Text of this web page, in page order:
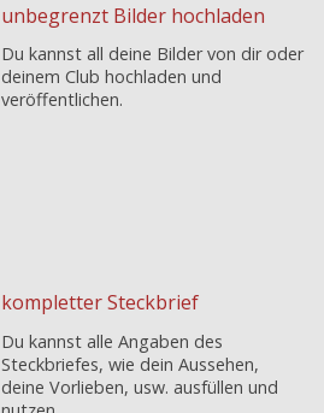
unbegrenzt Bilder hochladen
Du kannst all deine Bilder von dir oder
deinem Club hochladen und
veröffentlichen.
kompletter Steckbrief
Du kannst alle Angaben des
Steckbriefes, wie dein Aussehen,
deine Vorlieben, usw. ausfüllen und